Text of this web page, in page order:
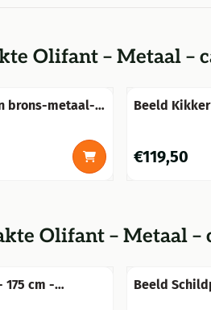
Olifant – Metaal –
brons-metaal-
Prijs: 119,50
€119,50
Olifant – Metaal
175 cm -
Beeld